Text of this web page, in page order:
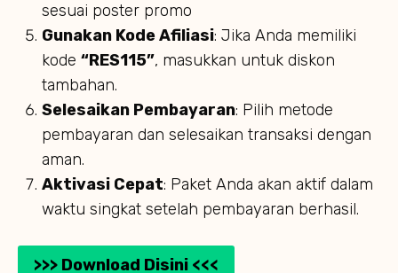
sesuai poster promo
Gunakan Kode Afiliasi: Jika Anda memiliki
kode “RES115”, masukkan untuk diskon
tambahan.
Selesaikan Pembayaran: Pilih metode
pembayaran dan selesaikan transaksi dengan
aman.
Aktivasi Cepat: Paket Anda akan aktif dalam
waktu singkat setelah pembayaran berhasil.
>>> Download Disini <<<